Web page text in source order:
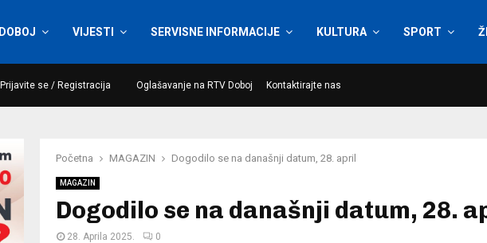
DOBOJ VIJESTI SERVISNE INFORMACIJE KULTURA SPORT
Prijavite se / Registracija Oglašavanje na RTV Doboj Kontaktirajte nas
Početna MAGAZIN Dogodilo se na današnji datum, 28. april
MAGAZIN
Dogodilo se na današnji datum, 28.
28. Aprila 2025. 0